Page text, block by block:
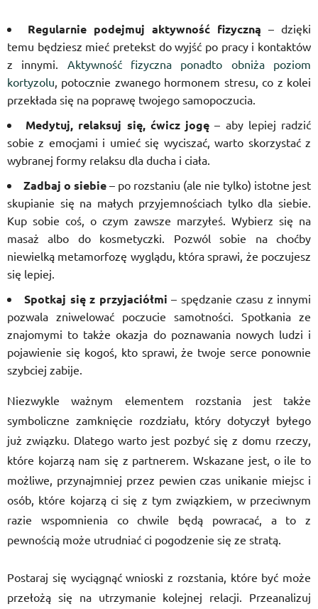
Regularnie podejmuj aktywność fizyczną – dzięki
temu będziesz mieć pretekst do wyjść po pracy i kontaktów
z innymi. Aktywność fizyczna ponadto obniża poziom
kortyzolu, potocznie zwanego hormonem stresu, co z kolei
przekłada się na poprawę twojego samopoczucia.
Medytuj, relaksuj się, ćwicz jogę– aby lepiej radzić
sobie z emocjami i umieć się wyciszać, warto skorzystać z
wybranej formy relaksu dla ducha i ciała.
Zadbaj o siebie – po rozstaniu (ale nie tylko) istotne jest
skupianie się na małych przyjemnościach tylko dla siebie.
Kup sobie coś, o czym zawsze marzyłeś. Wybierz się na
masaż albo do kosmetyczki. Pozwól sobie na choćby
niewielką metamorfozę wyglądu, która sprawi, że poczujesz
się lepiej.
Spotkaj się z przyjaciółmi– spędzanie czasu z innymi
pozwala zniwelować poczucie samotności. Spotkania ze
znajomymi to także okazja do poznawania nowych ludzi i
pojawienie się kogoś, kto sprawi, że twoje serce ponownie
szybciej zabije.
Niezwykle ważnym elementem rozstania jest także
symboliczne zamknięcie rozdziału, który dotyczył byłego
już związku. Dlatego warto jest pozbyć się z domu rzeczy,
które kojarzą nam się z partnerem. Wskazane jest, o ile to
możliwe, przynajmniej przez pewien czas unikanie miejsc i
osób, które kojarzą ci się z tym związkiem, w przeciwnym
razie wspomnienia co chwile będą powracać, a to z
pewnością może utrudniać ci pogodzenie się ze stratą.
Postaraj się wyciągnąć wnioski z rozstania, które być może
przełożą się na utrzymanie kolejnej relacji. Przeanalizuj